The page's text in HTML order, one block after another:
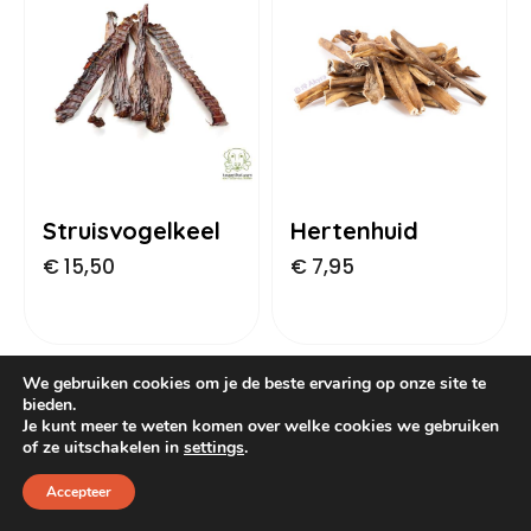
Dog Pawty
Hondentuin abonnement
Reservatieoverzicht
Hondentuin abonnement
Winkelwagen
Struisvogelkeel
€15,50
Hertenhuid
€ 7,95
We gebruiken cookies om je de beste ervaring op onze site te
bieden.
Je kunt meer te weten komen over welke cookies we gebruiken
of ze uitschakelen in settings.
Accepteer